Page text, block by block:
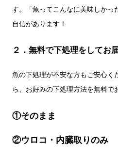
す。「魚ってこんなに美味しかっ
自信があります！
２．無料で下処理をしてお
魚の下処理が不安な方もご安心
ら、お好みの下処理方法を無料で
①そのまま
②ウロコ・内臓取りのみ